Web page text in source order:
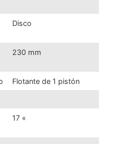
Disco
230 mm
Flotante de 1 pistón
17 «